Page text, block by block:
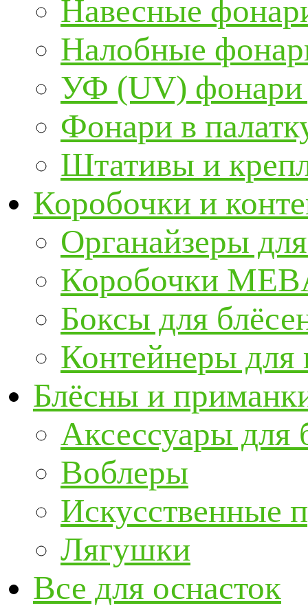
Навесные
Налобные
УФ (UV) фонари
Фонари в
Штативы и
Коробочки и
Органайзеры
Коробочки
Боксы для
Контейнеры для
Блёсны и
Аксессуары для
Воблеры
Искусственные
Лягушки
Все для оснасток